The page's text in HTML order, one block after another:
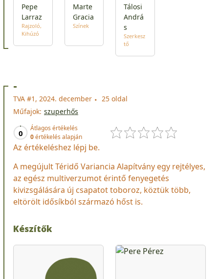
Pepe
Larraz
Rajzoló
Kihúzó
Marte
Gracia
Színek
Tálosi
Andrá
s
Szerkesz
tő
-
TVA #1, 2024. december
25 oldal
Műfajok: szuperhős
0
Átlagos értékelés
0értékelés alapján
Az értékeléshez lépj be.
A megújult Téridő Variancia Alapítvány egy rejtélyes,
az egész multiverzumot érintő fenyegetés
kivizsgálására új csapatot toboroz, köztük több,
eltörölt idősíkból származó hőst is.
Készítők